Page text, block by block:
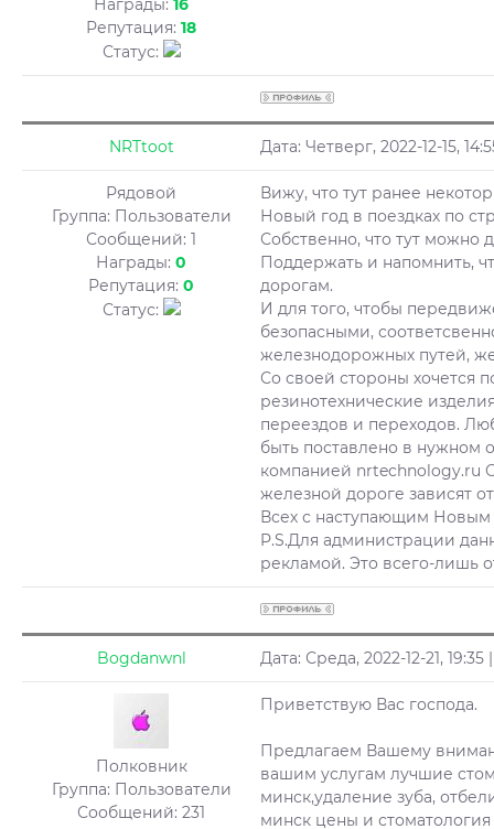
Награды: 16
Репутация: 18
Статус:
NRTtoot Дата: Четверг, 2022-12-15,
Рядовой
Группа: Пользователи
Сообщений: 1
Награды: 0
Репутация: 0
Статус:
Вижу, что тут ранее
Новый год в поездках по
Собственно, что тут можно
Поддержать и напомнить,
дорогам.
И для того, чтобы
безопасными,
железнодорожных путей,
Со своей стороны хочется
резинотехнические
переездов и переходов.
быть поставлено в нужном
компанией nrtechnology.ru
железной дороге зависят
Всех с наступающим Новым
P.S.Для администрации
рекламой. Это всего-лишь
Bogdanwnl Дата: Среда, 2022-12-21,
Полковник
Группа: Пользователи
Сообщений: 231
Приветствую Вас господа.
Предлагаем Вашему
вашим услугам лучшие
минск,удаление зуба,
минск цены и